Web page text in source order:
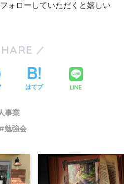
ォローしていただくと嬉しい
はてブ LINE
事業
勉強会